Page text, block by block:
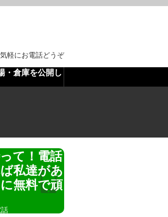
軽にお電話どうぞ
・倉庫を公開し
て！電話
私達があ
無料で頑